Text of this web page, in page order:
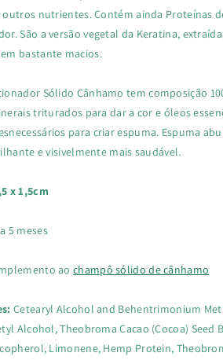
outros nutrientes. Contém ainda Proteínas
São a versão vegetal da Keratina,
bastante macios.
Sólido Cânhamo tem composição
triturados para dar a cor e óleos
para criar espuma. Espuma
e visivelmente mais saudável.
x 1,5cm
5 meses
aochampô sólido de cânhamo
Cetearyl Alcohol and Behentrimonium
Alcohol, Theobroma Cacao (Cocoa) Seed
Limonene, Hemp Protein,